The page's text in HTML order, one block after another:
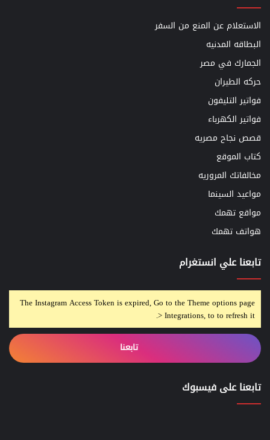
الاستعلام عن المنع من السفر
البطاقه المدنيه
الجمارك في مصر
حركه الطيران
فواتير التليفون
فواتير الكهرباء
قصص نجاح مصريه
كتاب الموقع
مخالفاتك المروريه
مواعيد السينما
مواقع تهمك
هواتف تهمك
تابعنا علي انستغرام
The Instagram Access Token is expired, Go to the Theme options page
> Integrations, to to refresh it.
تابعنا
تابعنا على فيسبوك